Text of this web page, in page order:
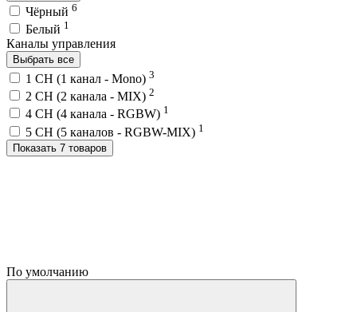
Чёрный 6
Белый 1
Каналы управления
Выбрать все
1 CH (1 канал - Mono) 3
2 CH (2 канала - MIX) 2
4 CH (4 канала - RGBW) 1
5 CH (5 каналов - RGBW-MIX) 1
Показать 7 товаров
По умолчанию